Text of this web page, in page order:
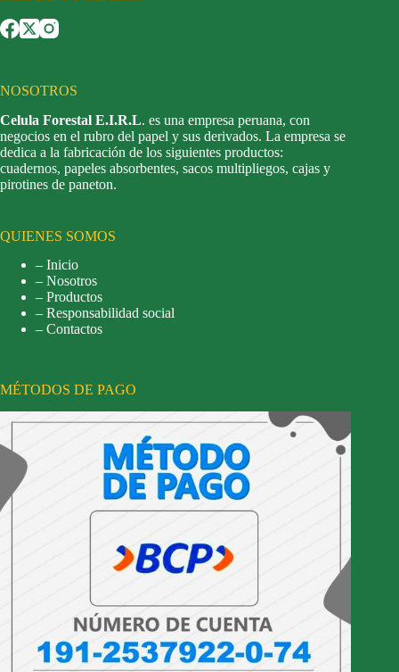
NOSOTROS
Celula Forestal E.I.R.L. es una empresa peruana, con
negocios en el rubro del papel y sus derivados. La empresa se
dedica a la fabricación de los siguientes productos:
cuadernos, papeles absorbentes, sacos multipliegos, cajas y
pirotines de paneton.
QUIENES SOMOS
– Inicio
– Nosotros
– Productos
– Responsabilidad social
– Contactos
MÉTODOS DE PAGO